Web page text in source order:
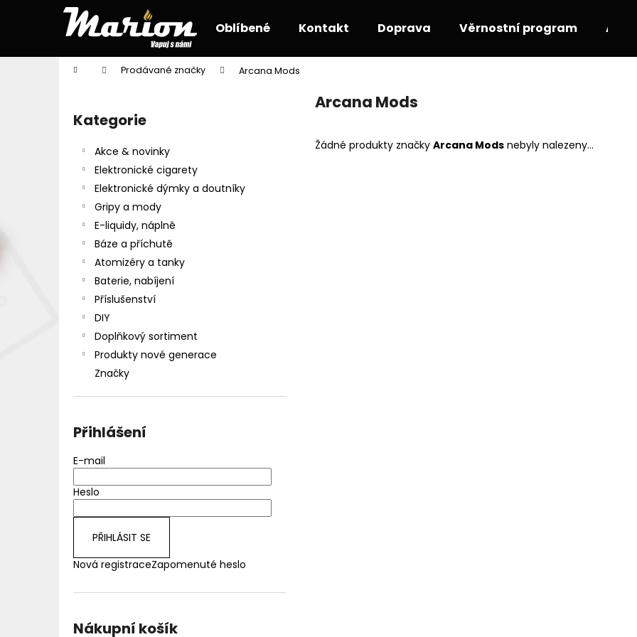
Oblíbené Kontakt Doprava Věrnostní program
Domů Prodávané značky Arcana Mods
Přeskočit
kategorie
Kategorie
Akce & novinky
Elektronické cigarety
Elektronické dýmky a doutníky
Gripy a mody
E-liquidy, náplně
Báze a příchutě
Atomizéry a tanky
Baterie, nabíjení
Příslušenství
DIY
Doplňkový sortiment
Produkty nové generace
Značky
Přihlášení
E-mail
Heslo
PŘIHLÁSIT SE
Nová registraceZapomenuté heslo
Nákupní košík
Arcana Mods
Žádné produkty značky Arcana Mods nebyly nalezeny...
í
Zpět
do
Zpět
do
DEKANG DESERT SHIP 10ML 18MG
155 Kč
Původně: 195 Kč